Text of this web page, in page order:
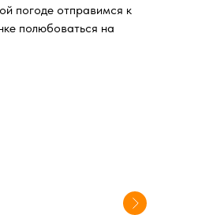
погоде отправимся к
полюбоваться на